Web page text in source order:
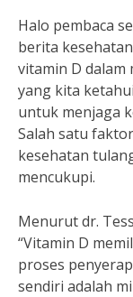
Halo pembaca
berita
vitamin D dalam
yang kita
untuk menjaga
Salah satu
kesehatan
mencukupi.
Menurut dr.
“Vitamin D
proses
sendiri adalah